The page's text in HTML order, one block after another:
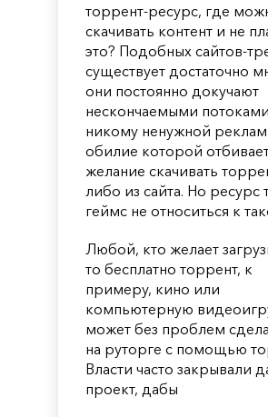
торрент-ресурс, где
скачивать контент и не
это? Подобных сайтов-
существует достаточно
они постоянно докучают
нескончаемыми потоками
никому ненужной
обилие которой
желание скачивать
либо из сайта. Но ресурс
геймс не относиться к
Любой, кто желает
то бесплатно торрент, к
примеру, кино или
компьютерную
может без проблем
на руторге с помощью
Власти часто закрывали
проект, дабы